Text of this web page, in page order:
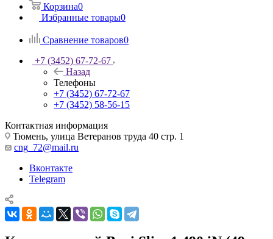
Корзина0
Избранные товары0
Сравнение товаров0
+7 (3452) 67-72-67
Назад
Телефоны
+7 (3452) 67-72-67
+7 (3452) 58-56-15
Контактная информация
Тюмень, улица Ветеранов труда 40 стр. 1
cng_72@mail.ru
Вконтакте
Telegram